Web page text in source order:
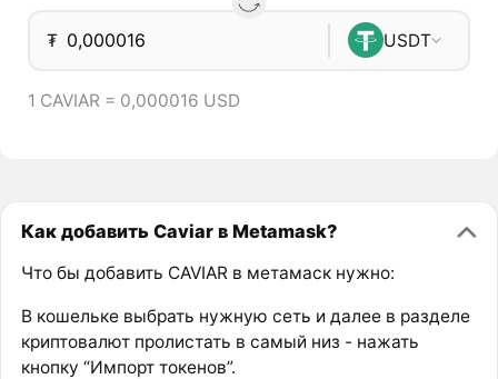
₮ USDT
1 CAVIAR = 0,000016 USD
Как добавить Caviar в Metamask?
Что бы добавить CAVIAR в метамаск нужно:
В кошельке выбрать нужную сеть и далее в разделе
криптовалют пролистать в самый низ - нажать
кнопку “Импорт токенов”.